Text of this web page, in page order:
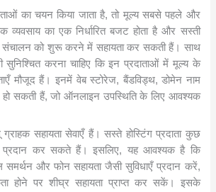
का चयन किया जाता है, तो मूल्य सबसे पहले और
का एक निर्धारित बजट होता है और सस्ती
संचालन को शुरू करने में सहायता कर सकती हैं। साथ
भी सुनिश्चित करना चाहिए कि इन प्रदाताओं में मूल्य के
मौजूद हैं। इनमें वेब स्टोरेज, बैंडविड्थ, डोमेन नाम
सकती हैं, जो ऑनलाइन उपस्थिति के लिए आवश्यक
सहायता सेवाएँ हैं। सस्ते होस्टिंग प्रदाता कुछ
प्रदान कर सकते हैं। इसलिए, यह आवश्यक है कि
समर्थन और फोन सहायता जैसी सुविधाएँ प्रदान करें,
होने पर शीघ्र सहायता प्राप्त कर सकें। इसके